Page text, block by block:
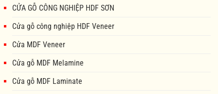
CỬA GỖ CÔNG NGHIỆP HDF SƠN
Cửa gỗ công nghiệp HDF Veneer
Cửa MDF Veneer
Cửa gỗ MDF Melamine
Cửa gỗ MDF Laminate